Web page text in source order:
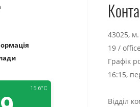
43025,
19 /
Графік
16:15,
Відділ